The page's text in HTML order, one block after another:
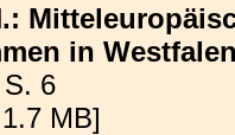
in
6
MB]